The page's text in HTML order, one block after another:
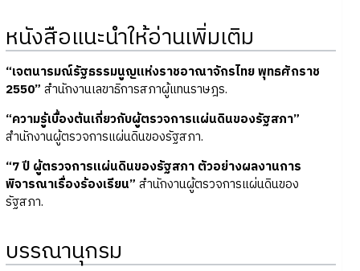
หนังสือแนะนำให้อ่านเพิ่มเติม
“เจตนารมณ์รัฐธรรมนูญแห่งราชอาณาจักรไทย พุทธศักราช
2550” สำนักงานเลขาธิการสภาผู้แทนราษฎร.
“ความรู้เบื้องต้นเกี่ยวกับผู้ตรวจการแผ่นดินของรัฐสภา”
สำนักงานผู้ตรวจการแผ่นดินของรัฐสภา.
“7 ปี ผู้ตรวจการแผ่นดินของรัฐสภา ตัวอย่างผลงานการ
พิจารณาเรื่องร้องเรียน” สำนักงานผู้ตรวจการแผ่นดินของ
รัฐสภา.
บรรณานุกรม